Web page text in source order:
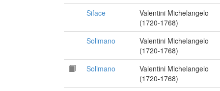
Siface
Valentini Michelangelo
(1720-1768)
Solimano
Valentini Michelangelo
(1720-1768)
Solimano
Valentini Michelangelo
(1720-1768)